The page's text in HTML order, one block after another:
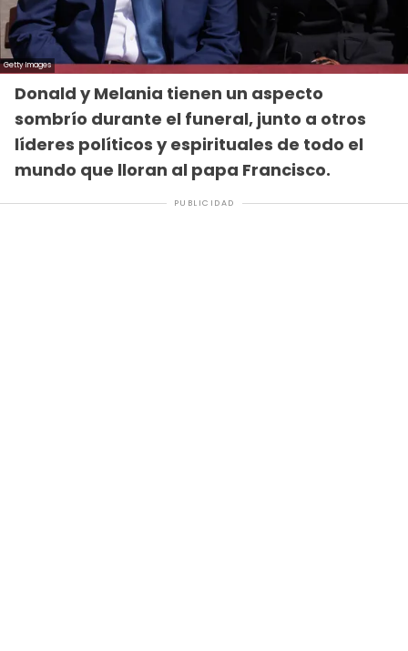
Donald y Melania tienen un aspecto
sombrío durante el funeral, junto a otros
líderes políticos y espirituales de todo el
mundo que lloran al papa Francisco.
PUBLICIDAD